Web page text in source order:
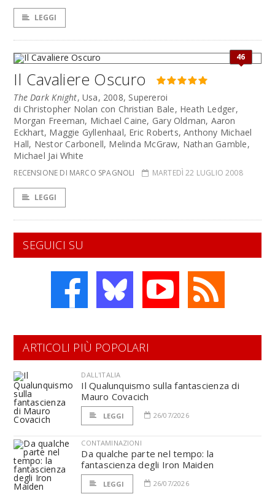
LEGGI
46
Il Cavaliere Oscuro
The Dark Knight, Usa, 2008, Supereroi
di Christopher Nolan con Christian Bale, Heath Ledger,
Morgan Freeman, Michael Caine, Gary Oldman, Aaron
Eckhart, Maggie Gyllenhaal, Eric Roberts, Anthony Michael
Hall, Nestor Carbonell, Melinda McGraw, Nathan Gamble,
Michael Jai White
RECENSIONE DI MARCO SPAGNOLI MARTEDÌ 22 LUGLIO 2008
LEGGI
SEGUICI SU
ARTICOLI PIÙ POPOLARI
DALL'ITALIA
Il Qualunquismo sulla fantascienza di
Mauro Covacich
LEGGI 26/07/2026
CONTAMINAZIONI
Da qualche parte nel tempo: la
fantascienza degli Iron Maiden
LEGGI 26/07/2026